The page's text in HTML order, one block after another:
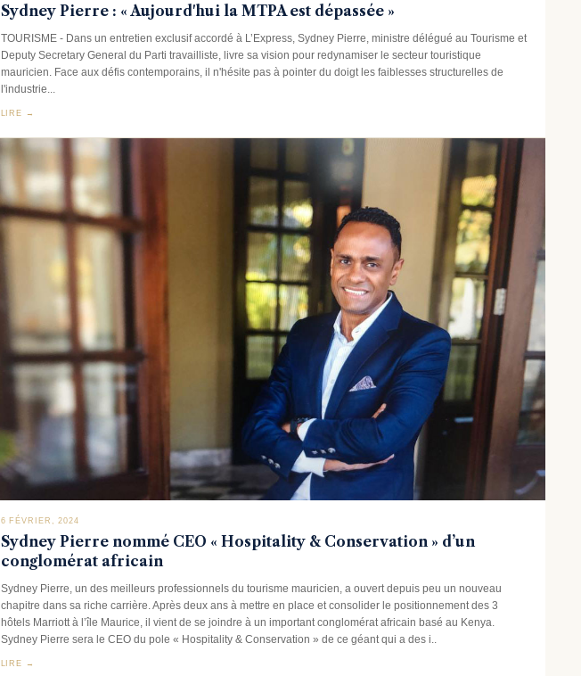
Sydney Pierre : « Aujourd'hui la MTPA est dépassée »
TOURISME - Dans un entretien exclusif accordé à L’Express, Sydney Pierre, ministre délégué au Tourisme et
Deputy Secretary General du Parti travailliste, livre sa vision pour redynamiser le secteur touristique
mauricien. Face aux défis contemporains, il n'hésite pas à pointer du doigt les faiblesses structurelles de
l'industrie...
LIRE →
6 FÉVRIER, 2024
Sydney Pierre nommé CEO « Hospitality & Conservation » d’un
conglomérat africain
Sydney Pierre, un des meilleurs professionnels du tourisme mauricien, a ouvert depuis peu un nouveau
chapitre dans sa riche carrière. Après deux ans à mettre en place et consolider le positionnement des 3
hôtels Marriott à l’île Maurice, il vient de se joindre à un important conglomérat africain basé au Kenya.
Sydney Pierre sera le CEO du pole « Hospitality & Conservation » de ce géant qui a des i..
LIRE →